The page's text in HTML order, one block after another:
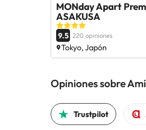
MONday Apart
ASAKUSA
9.5 220 opiniones
Tokyo, Japón
Opiniones sobre
Trustpilot